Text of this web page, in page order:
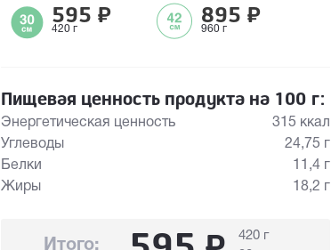
595 ₽
420 г
895 ₽
960 г
Пищевая ценность продукта на 100 г:
Энергетическая ценность
315 ккал
Углеводы
24,75 г
Белки
11,4 г
Жиры
18,2 г
Итого:
420 г